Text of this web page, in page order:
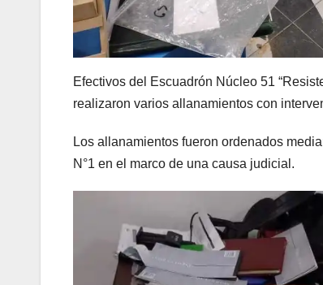
Efectivos del Escuadrón Núcleo 51
realizaron varios allanamientos con
Los allanamientos fueron ordenados
N°1 en el marco de una causa judicial.